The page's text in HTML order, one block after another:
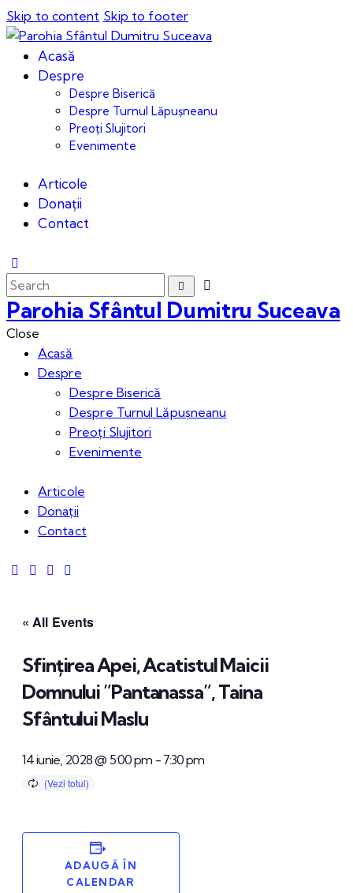
Skip to content Skip to footer
Acasă
Despre
Despre Biserică
Despre Turnul Lăpușneanu
Preoți Slujitori
Evenimente
Articole
Donații
Contact
Parohia Sfântul Dumitru Suceava
Close
Acasă
Despre
Despre Biserică
Despre Turnul Lăpușneanu
Preoți Slujitori
Evenimente
Articole
Donații
Contact
« All Events
Sfințirea Apei, Acatistul Maicii
Domnului ”Pantanassa”, Taina
Sfântului Maslu
14 iunie, 2028 @ 5:00 pm - 7:30 pm
ADAUGĂ ÎN
CALENDAR